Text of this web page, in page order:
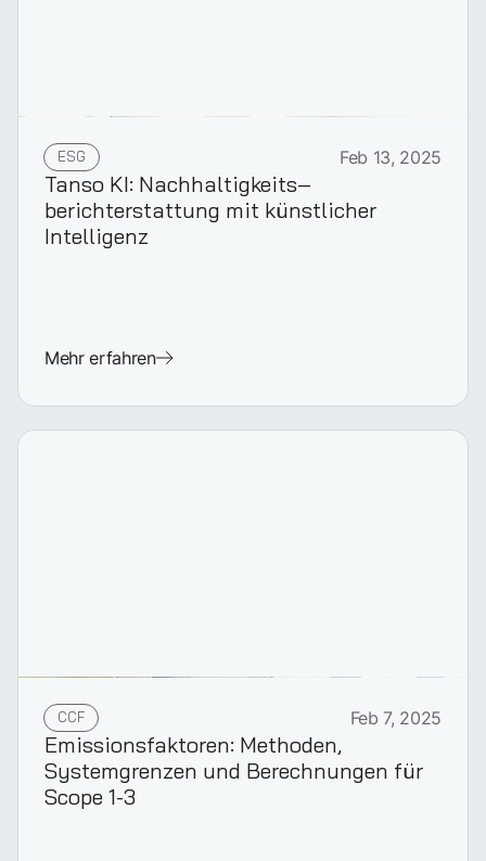
ESG Feb 13, 2025
Tanso KI: Nachhaltigkeits­
berichterstattung mit künstlicher
Intelligenz
Mehr erfahren
CCF Feb 7, 2025
Emissionsfaktoren: Methoden,
Systemgrenzen und Berechnungen für
Scope 1-3